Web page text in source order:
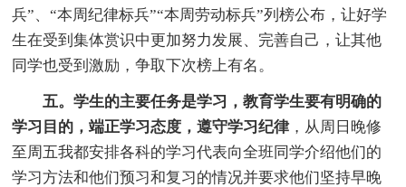
兵”、“本周纪律标兵”“本周劳动标兵”列榜公布，让好学
生在受到集体赏识中更加努力发展、完善自己，让其他
同学也受到激励，争取下次榜上有名。
五。学生的主要任务是学习，教育学生要有明确的
学习目的，端正学习态度，遵守学习纪律 ，从周日晚修
至周五我都安排各科的学习代表向全班同学介绍他们的
学习方法和他们预习和复习的情况并要求他们坚持早晚